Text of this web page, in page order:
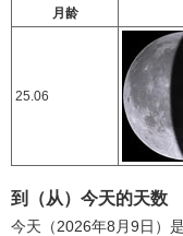
月龄
25.06
到（从）今天的天数
今天（2026年8月9日）